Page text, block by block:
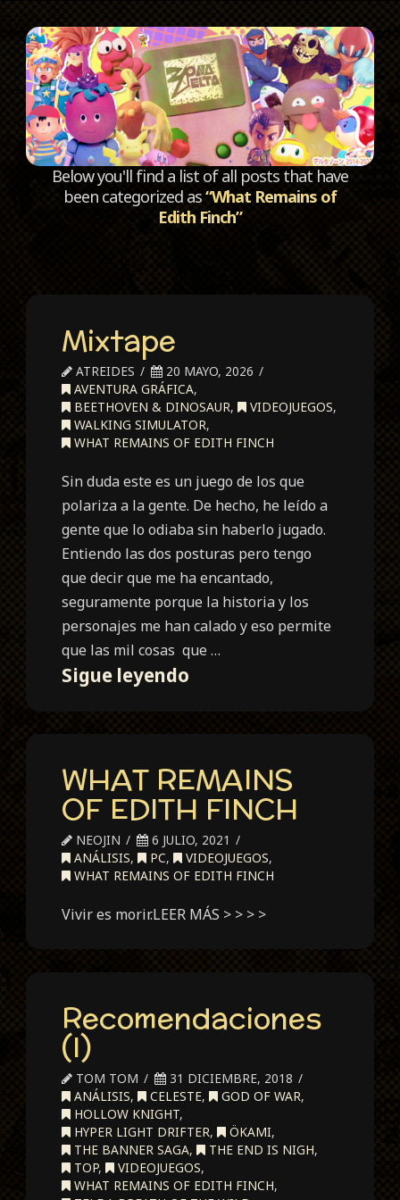
Below you'll find a list of all posts that have
been categorized as“What Remains of
Edith Finch”
Mixtape
ATREIDES
20 MAYO, 2026
AVENTURA GRÁFICA,
BEETHOVEN & DINOSAUR, VIDEOJUEGOS,
WALKING SIMULATOR,
WHAT REMAINS OF EDITH FINCH
Sin duda este es un juego de los que
polariza a la gente. De hecho, he leído a
gente que lo odiaba sin haberlo jugado.
Entiendo las dos posturas pero tengo
que decir que me ha encantado,
seguramente porque la historia y los
personajes me han calado y eso permite
que las mil cosas que …
Sigue leyendo
WHAT REMAINS
OF EDITH FINCH
NEOJIN
6 JULIO, 2021
ANÁLISIS, PC, VIDEOJUEGOS,
WHAT REMAINS OF EDITH FINCH
Vivir es morir.LEER MÁS > > > >
Recomendaciones
(I)
TOM TOM
31 DICIEMBRE, 2018
ANÁLISIS, CELESTE, GOD OF WAR,
HOLLOW KNIGHT,
HYPER LIGHT DRIFTER, ÖKAMI,
THE BANNER SAGA, THE END IS NIGH,
TOP, VIDEOJUEGOS,
WHAT REMAINS OF EDITH FINCH,